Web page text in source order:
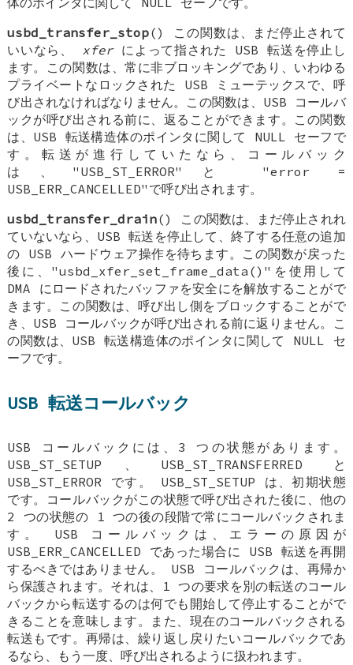
usbd_transfer_stop() この関数は、まだ停止されて
いいなら、 xferによって指された USB 転送を停止し
ます。この関数は、常に非ブロッキングであり、いわゆる
プライベートなロックされた USB ミューテックスで、呼
び出されなければなりません。この関数は、USB コールバ
ックが呼び出される前に、返ることができます。この関数
は、USB 転送構造体のポインタに関して NULL セーフで
す。転送が進行していたなら、コールバック
は、"USB_ST_ERROR"と "error =
USB_ERR_CANCELLED"で呼び出されます。
usbd_transfer_drain() この関数は、まだ停止されれ
ていないなら、USB 転送を停止して、終了する任意の追加
の USB ハードウェア操作を待ちます。この関数が戻った
後に、"usbd_xfer_set_frame_data()"を使用して
DMA にロードされたバッファを安全にを解放することがで
きます。この関数は、呼び出し側をブロックすることがで
き、USB コールバックが呼び出される前に返りません。こ
の関数は、USB 転送構造体のポインタに関して NULL セ
ーフです。
USB 転送コールバック
USB コールバックには、3 つの状態があります。
USB_ST_SETUP、USB_ST_TRANSFERRED と
USB_ST_ERROR です。 USB_ST_SETUP は、初期状態
です。コールバックがこの状態で呼び出された後に、他の
2 つの状態の 1 つの後の段階で常にコールバックされま
す。 USB コールバックは、エラーの原因が
USB_ERR_CANCELLED であった場合に USB 転送を再開
するべきではありません。 USB コールバックは、再帰か
ら保護されます。それは、1 つの要求を別の転送のコール
バックから転送するのは何でも開始して停止することがで
きることを意味します。また、現在のコールバックされる
転送もです。再帰は、繰り返し戻りたいコールバックであ
るなら、もう一度、呼び出されるように扱われます。